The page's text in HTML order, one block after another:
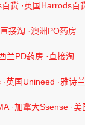
货 ·英国Harrods百
直接淘 ·澳洲PO药房
兰PD药房 ·直接淘
·英国Unineed ·雅诗
·加拿大Ssense ·